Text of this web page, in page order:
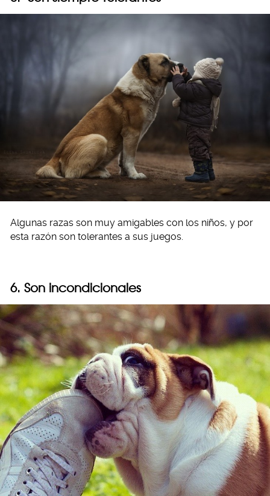
Algunas razas son muy amigables con los niños, y por
esta razón son tolerantes a sus juegos.
6. Son incondicionales